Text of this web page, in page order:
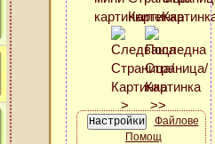
Файлове
Помощ